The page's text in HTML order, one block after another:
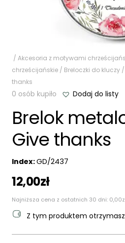
/ Akcesoria z motywami
chrześcijańskie / Breloczki do kluczy
thanks
0 osób kupiło Dodaj do listy
Brelok
Give thanks
Index:GD/2437
12,00zł
Najniższa cena z ostatnich 30 dni: 0,00
Z tym produktem otrzymasz